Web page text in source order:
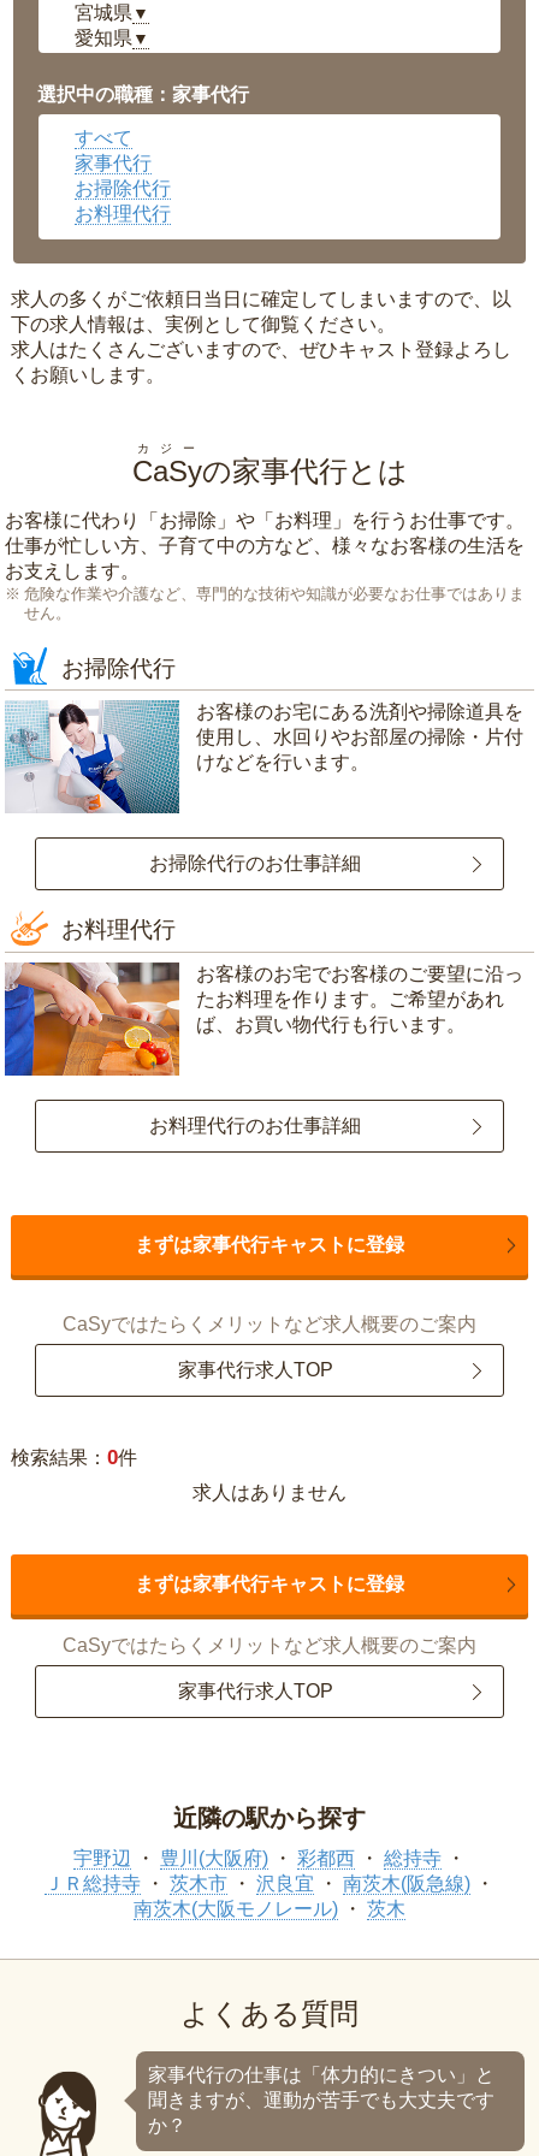
宮城県 ▼
愛知県 ▼
岡山県▼
広島県▼
沖縄県
選択中の職種：家事代行
すべて
家事代行
お掃除代行
お料理代行
求人の多くがご依頼日当日に確定してしまいますので、以
下の求人情報は、実例として御覧ください。
求人はたくさんございますので、ぜひキャスト登録よろし
くお願いします。
CaSy
カジー
の家事代行とは
お客様に代わり「 お掃除 」や「 お料理 」を行うお仕事です。
仕事が忙しい方、子育て中の方など、様々なお客様の生活を
お支えします。
危険な作業や介護など、専門的な技術や知識が必要なお仕事ではありま
せん。
お掃除代行
お客様のお宅にある洗剤や掃除道具を
使用し、水回りやお部屋の掃除・片付
けなどを行います。
お掃除代行のお仕事詳細
お料理代行
お客様のお宅でお客様のご要望に沿っ
たお料理を作ります。ご希望があれ
ば、お買い物代行も行います。
お料理代行のお仕事詳細
まずは家事代行キャストに登録
CaSyではたらくメリットなど求人概要のご案内
家事代行求人TOP
検索結果： 0件
求人はありません
まずは家事代行キャストに登録
CaSyではたらくメリットなど求人概要のご案内
家事代行求人TOP
近隣の駅から探す
宇野辺 豊川(大阪府) 彩都西
総持寺
ＪＲ総持寺
茨木市 沢良宜
南茨木(阪急線)
南茨木(大阪モノレール)
茨木
よくある質問
家事代行の仕事は「体力的にきつい」と
聞きますが、運動が苦手でも大丈夫です
か？